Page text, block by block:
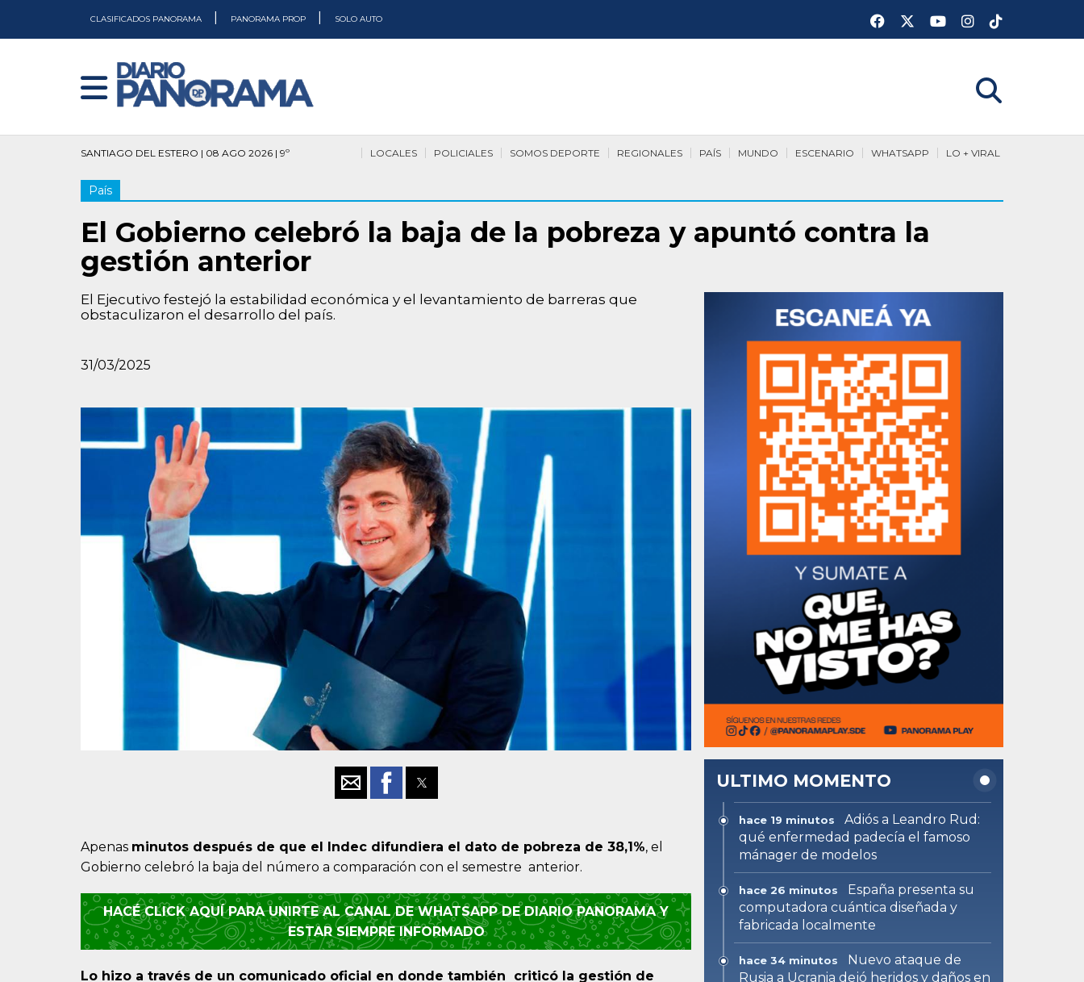
CLASIFICADOS PANORAMA PANORAMA PROP SOLO AUTO
SANTIAGO DEL ESTERO | 08 AGO 2026 | 9º LO + VIRAL
WHATSAPP
ESCENARIO
MUNDO
PAÍS
REGIONALES
SOMOS DEPORTE
POLICIALES
LOCALES
País
El Gobierno celebró la baja de la pobreza y apuntó contra la
gestión anterior
El Ejecutivo festejó la estabilidad económica y el levantamiento de barreras que
obstaculizaron el desarrollo del país.
31/03/2025
Apenas minutos después de que el Indec difundiera el dato de pobreza de 38,1%, el
Gobierno celebró la baja del número a comparación con el semestre anterior.
HACÉ CLICK AQUÍ PARA UNIRTE AL CANAL DE WHATSAPP DE DIARIO PANORAMA Y
ESTAR SIEMPRE INFORMADO
Lo hizo a través de un comunicado oficial en donde también criticó la gestión de
ULTIMO MOMENTO
hace 19 minutos
Adiós a Leandro Rud:
qué enfermedad padecía el famoso
mánager de modelos
hace 26 minutos
España presenta su
computadora cuántica diseñada y
fabricada localmente
hace 34 minutos
Nuevo ataque de
Rusia a Ucrania dejó heridos y daños en